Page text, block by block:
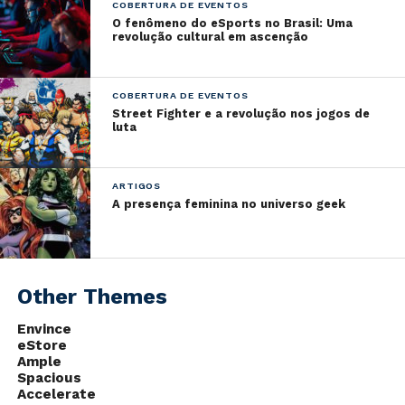
The Callisto Protocol será lançado em 2022.
COBERTURA DE EVENTOS
O fenômeno do eSports no Brasil: Uma
revolução cultural em ascenção
COBERTURA DE EVENTOS
Street Fighter e a revolução nos jogos de
luta
ARTIGOS
A presença feminina no universo geek
Other Themes
Envince
eStore
Ample
Spacious
Accelerate